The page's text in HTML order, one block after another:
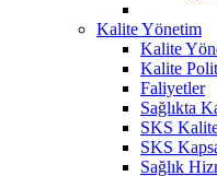
Kalite Yönetim
Kalite
Kalite
Faliyetler
Sağlıkta
SKS
SKS
Sağlık